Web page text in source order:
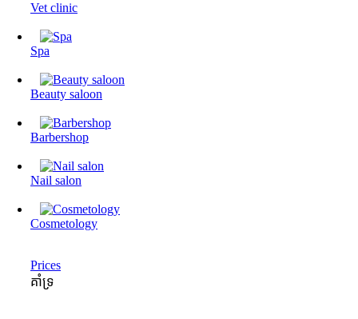
Vet clinic
Spa
Beauty saloon
Barbershop
Nail salon
Cosmetology
Prices
គាំទ្រ